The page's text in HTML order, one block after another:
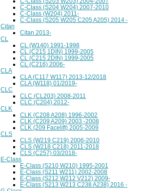
C-Class (S204 W204) 2007-2010
C-Class (W204) 2011-
C-Class (S205 W205 C205 A205) 2014 -
Citan
Citan 2013-
CL
CL (W140) 1991-1998
CL (C215 1DIN) 1999-2005
CL (C215 2DIN) 1999-2005
CL (C216) 2006-
CLA
CLA (C117 W117) 2013-12/2018
CLA (W118) 01/2019-
CLC
CLC (CL203) 2008-2011
CLC (C204) 2012-
CLK
CLK (C208 A208) 1996-2002
CLK (C209 A209) 2003 -2008
CLK (209 Facelift) 2005-2009
CLS
CLS (W219 C219) 2006-2010
CLS (W218 C218) 2011-2018
CLS (C257) 03/2018-
E-Class
E-Class (S210 W210) 1995-2001
E-Class (S211 W211) 2002-2008
E-Class (S212 W212 V212) 2009-
E-Class (S213 W213 C238 A238) 2016 -